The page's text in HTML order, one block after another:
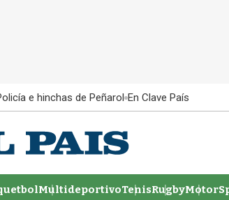
e hinchas de Peñarol En Clave País
MultideportivoTenisRugby